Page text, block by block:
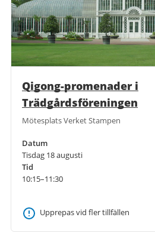
Qigong-promenader i
Trädgårdsföreningen
Mötesplats Verket Stampen
Datum
Tisdag 18 augusti
Tid
10:15–11:30
Upprepas vid fler tillfällen